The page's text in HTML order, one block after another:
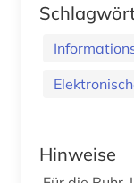
Hinweise